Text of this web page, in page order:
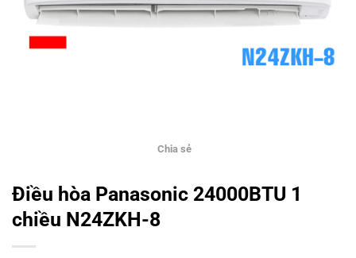
Chia sẻ
Điều hòa Panasonic 24000BTU 1
chiều N24ZKH-8